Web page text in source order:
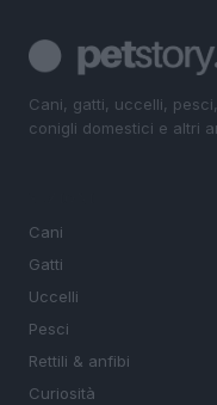
Cani, gatti, uccelli,
conigli domestici e altri
Cani
Gatti
Uccelli
Pesci
Rettili & anfibi
Curiosità